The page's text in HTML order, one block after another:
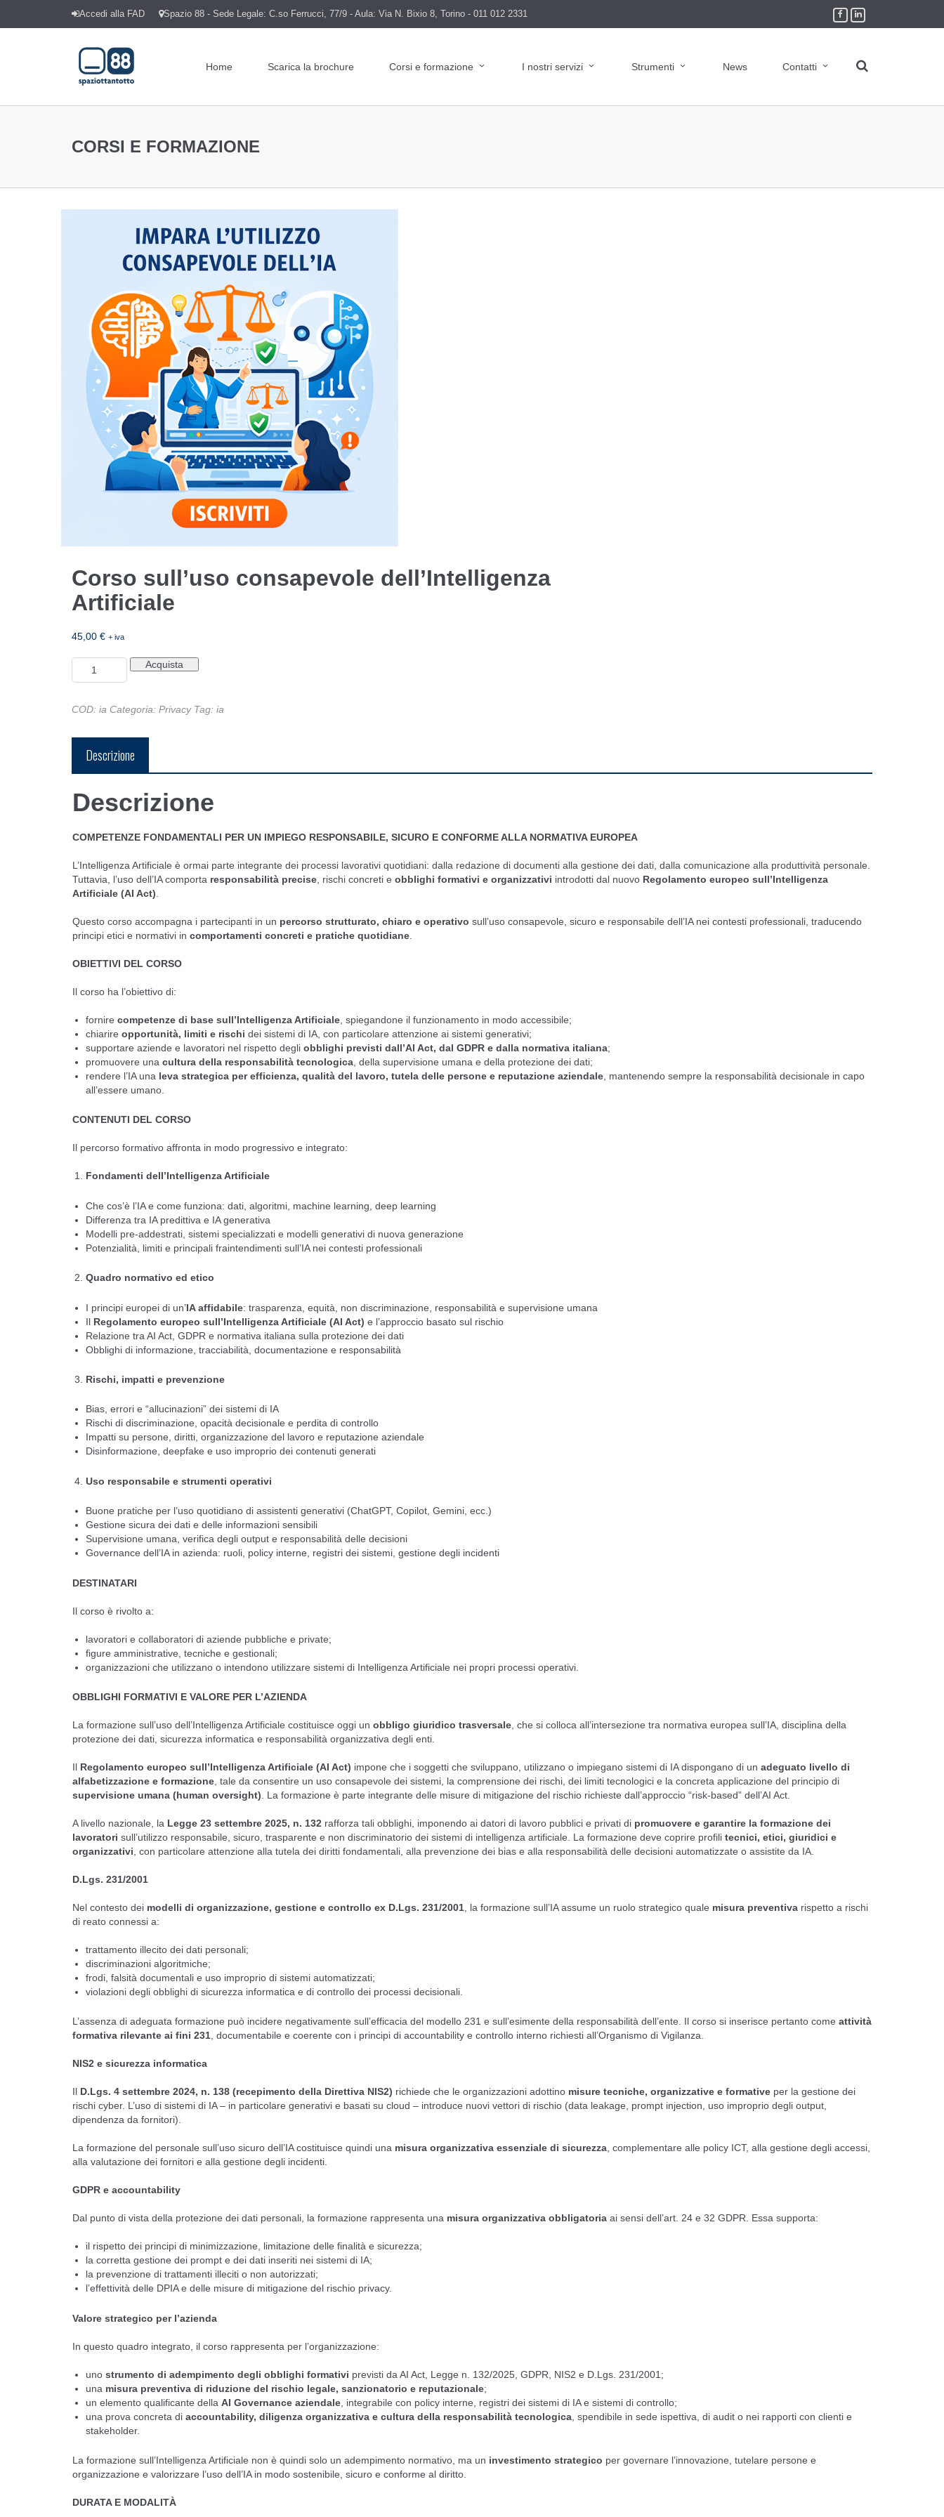
Accedi alla FAD Spazio 88 - Sede Legale: C.so Ferrucci, 77/9 - Aula: Via N. Bixio 8, Torino - 011 012 2331
Home Scarica la brochure Corsi e formazione I nostri servizi Strumenti News Contatti
CORSI E FORMAZIONE
Corso sull’uso consapevole dell’Intelligenza
Artificiale
45,00 € + iva
dell'Intelligenza
Acquista
COD: ia Categoria: Privacy Tag: ia
Descrizione
Descrizione
COMPETENZE FONDAMENTALI PER UN IMPIEGO RESPONSABILE, SICURO E CONFORME ALLA NORMATIVA EUROPEA
L’Intelligenza Artificiale è ormai parte integrante dei processi lavorativi quotidiani: dalla redazione di documenti alla gestione dei dati, dalla comunicazione alla produttività personale.
Tuttavia, l’uso dell’IA comporta responsabilità precise , rischi concreti e obblighi formativi e organizzativi introdotti dal nuovo Regolamento europeo sull’Intelligenza
Artificiale (AI Act)
Questo corso accompagna i partecipanti in un percorso strutturato, chiaro e operativo sull’uso consapevole, sicuro e responsabile dell’IA nei contesti professionali, traducendo
principi etici e normativi in comportamenti concreti e pratiche quotidiane
OBIETTIVI DEL CORSO
Il corso ha l’obiettivo di:
fornire competenze di base sull’Intelligenza Artificiale, spiegandone il funzionamento in modo accessibile;
chiarire opportunità, limiti e rischi dei sistemi di IA, con particolare attenzione ai sistemi generativi;
supportare aziende e lavoratori nel rispetto degli obblighi previsti dall’AI Act, dal GDPR e dalla normativa italiana;
promuovere una cultura della responsabilità tecnologica, della supervisione umana e della protezione dei dati;
rendere l’IA una leva strategica per efficienza, qualità del lavoro, tutela delle persone e reputazione aziendale, mantenendo sempre la responsabilità decisionale in capo
all’essere umano.
CONTENUTI DEL CORSO
Il percorso formativo affronta in modo progressivo e integrato:
Fondamenti dell’Intelligenza Artificiale
Che cos’è l’IA e come funziona: dati, algoritmi, machine learning, deep learning
Differenza tra IA predittiva e IA generativa
Modelli pre-addestrati, sistemi specializzati e modelli generativi di nuova generazione
Potenzialità, limiti e principali fraintendimenti sull’IA nei contesti professionali
Quadro normativo ed etico
I principi europei di un’IA affidabile: trasparenza, equità, non discriminazione, responsabilità e supervisione umana
Il Regolamento europeo sull’Intelligenza Artificiale (AI Act) e l’approccio basato sul rischio
Relazione tra AI Act, GDPR e normativa italiana sulla protezione dei dati
Obblighi di informazione, tracciabilità, documentazione e responsabilità
Rischi, impatti e prevenzione
Bias, errori e “allucinazioni” dei sistemi di IA
Rischi di discriminazione, opacità decisionale e perdita di controllo
Impatti su persone, diritti, organizzazione del lavoro e reputazione aziendale
Disinformazione, deepfake e uso improprio dei contenuti generati
Uso responsabile e strumenti operativi
Buone pratiche per l’uso quotidiano di assistenti generativi (ChatGPT, Copilot, Gemini, ecc.)
Gestione sicura dei dati e delle informazioni sensibili
Supervisione umana, verifica degli output e responsabilità delle decisioni
Governance dell’IA in azienda: ruoli, policy interne, registri dei sistemi, gestione degli incidenti
DESTINATARI
Il corso è rivolto a:
lavoratori e collaboratori di aziende pubbliche e private;
figure amministrative, tecniche e gestionali;
organizzazioni che utilizzano o intendono utilizzare sistemi di Intelligenza Artificiale nei propri processi operativi.
OBBLIGHI FORMATIVI E VALORE PER L’AZIENDA
La formazione sull’uso dell’Intelligenza Artificiale costituisce oggi un obbligo giuridico trasversale , che si colloca all’intersezione tra normativa europea sull’IA, disciplina della
protezione dei dati, sicurezza informatica e responsabilità organizzativa degli enti.
Il Regolamento europeo sull’Intelligenza Artificiale (AI Act) impone che i soggetti che sviluppano, utilizzano o impiegano sistemi di IA dispongano di un adeguato livello di
alfabetizzazione e formazione , tale da consentire un uso consapevole dei sistemi, la comprensione dei rischi, dei limiti tecnologici e la concreta applicazione del principio di
supervisione umana (human oversight) . La formazione è parte integrante delle misure di mitigazione del rischio richieste dall’approccio “risk-based” dell’AI Act.
A livello nazionale, la Legge 23 settembre 2025, n. 132 rafforza tali obblighi, imponendo ai datori di lavoro pubblici e privati di promuovere e garantire la formazione dei
lavoratori sull’utilizzo responsabile, sicuro, trasparente e non discriminatorio dei sistemi di intelligenza artificiale. La formazione deve coprire profili tecnici, etici, giuridici e
organizzativi , con particolare attenzione alla tutela dei diritti fondamentali, alla prevenzione dei bias e alla responsabilità delle decisioni automatizzate o assistite da IA.
D.Lgs. 231/2001
Nel contesto dei modelli di organizzazione, gestione e controllo ex D.Lgs. 231/2001 , la formazione sull’IA assume un ruolo strategico quale misura preventiva rispetto a rischi
di reato connessi a:
trattamento illecito dei dati personali;
discriminazioni algoritmiche;
frodi, falsità documentali e uso improprio di sistemi automatizzati;
violazioni degli obblighi di sicurezza informatica e di controllo dei processi decisionali.
L’assenza di adeguata formazione può incidere negativamente sull’efficacia del modello 231 e sull’esimente della responsabilità dell’ente. Il corso si inserisce pertanto come attività
formativa rilevante ai fini 231, documentabile e coerente con i principi di accountability e controllo interno richiesti all’Organismo di Vigilanza.
NIS2 e sicurezza informatica
Il D.Lgs. 4 settembre 2024, n. 138 (recepimento della Direttiva NIS2) richiede che le organizzazioni adottino misure tecniche, organizzative e formative per la gestione dei
rischi cyber. L’uso di sistemi di IA – in particolare generativi e basati su cloud – introduce nuovi vettori di rischio (data leakage, prompt injection, uso improprio degli output,
dipendenza da fornitori).
La formazione del personale sull’uso sicuro dell’IA costituisce quindi una misura organizzativa essenziale di sicurezza, complementare alle policy ICT, alla gestione degli accessi,
alla valutazione dei fornitori e alla gestione degli incidenti.
GDPR e accountability
Dal punto di vista della protezione dei dati personali, la formazione rappresenta una misura organizzativa obbligatoria ai sensi dell’art. 24 e 32 GDPR. Essa supporta:
il rispetto dei principi di minimizzazione, limitazione delle finalità e sicurezza;
la corretta gestione dei prompt e dei dati inseriti nei sistemi di IA;
la prevenzione di trattamenti illeciti o non autorizzati;
l’effettività delle DPIA e delle misure di mitigazione del rischio privacy.
Valore strategico per l’azienda
In questo quadro integrato, il corso rappresenta per l’organizzazione:
uno strumento di adempimento degli obblighi formativi previsti da AI Act, Legge n. 132/2025, GDPR, NIS2 e D.Lgs. 231/2001;
una misura preventiva di riduzione del rischio legale, sanzionatorio e reputazionale;
un elemento qualificante della AI Governance aziendale, integrabile con policy interne, registri dei sistemi di IA e sistemi di controllo;
una prova concreta di accountability, diligenza organizzativa e cultura della responsabilità tecnologica, spendibile in sede ispettiva, di audit o nei rapporti con clienti e
stakeholder.
La formazione sull’Intelligenza Artificiale non è quindi solo un adempimento normativo, ma un investimento strategico per governare l’innovazione, tutelare persone e
organizzazione e valorizzare l’uso dell’IA in modo sostenibile, sicuro e conforme al diritto.
DURATA E MODALITÀ